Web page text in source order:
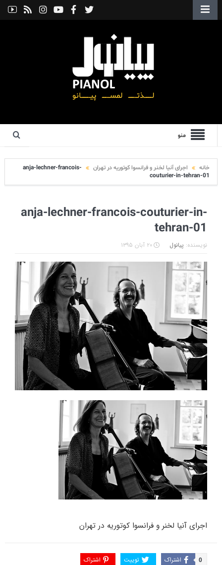
منو
خانه اجرای آنیا لخنر و فرانسوا کوتوریه در تهران
anja-lechner-francois-
couturier-in-tehran-01
anja-lechner-francois-couturier-in-
tehran-01
نویسنده: پیانول ۲۰ آبان ۱۳۹۵
اجرای آنیا لخنر و فرانسوا کوتوریه در تهران
اشتراک 0 توییت اشتراک